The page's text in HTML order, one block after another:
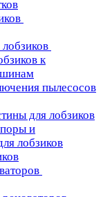
к
пылесосов
для лобзиков
и
лобзиков